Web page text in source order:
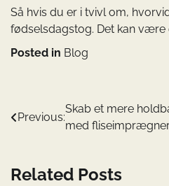
Så hvis du er i tvivl om,
fødselsdagstog. Det kan være
Posted in Blog
Indlægsnavigation
Previous:
Skab et mere
med
Related Posts